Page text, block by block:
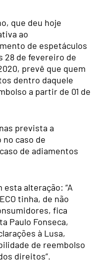
que deu hoje
ao
de espetáculos
28 de fevereiro de
prevê que quem
dentro daquele
a partir de 01 de
prevista a
caso de
de adiamentos
esta alteração: “A
tinha, de não
fica
Paulo Fonseca,
à Lusa,
de reembolso
direitos”.